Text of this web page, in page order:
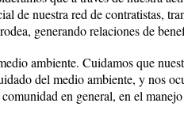
de nuestra red de contratistas,
generando relaciones de
ambiente. Cuidamos que
del medio ambiente, y nos
en general, en el